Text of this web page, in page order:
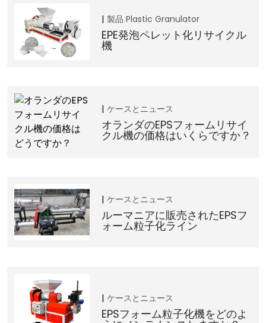
製品 Plastic Granulator
EPE発泡ペレット化リサイクル
機
ケースとニュース
オランダのEPSフォームリサイ
クル機の価格はいくらですか？
ケースとニュース
ルーマニアに販売されたEPSフ
ォーム粒子化ライン
ケースとニュース
EPSフォーム粒子化機をどのよ